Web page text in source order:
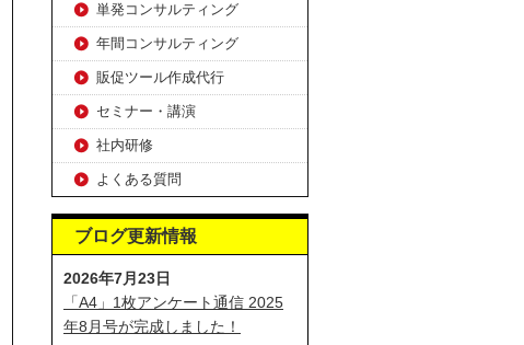
単発コンサルティング
年間コンサルティング
販促ツール作成代行
セミナー・講演
社内研修
よくある質問
ブログ更新情報
2026年7月23日
「A4」1枚アンケート通信 2025
年8月号が完成しました！